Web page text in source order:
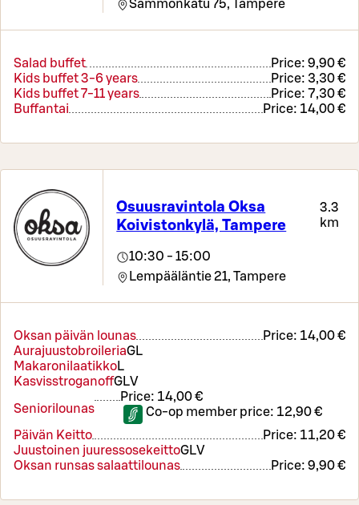
Sammonkatu 75, Tampere
Salad buffet Price: 9,90 €
Kids buffet 3-6 years
Price: 3,30 €
Kids buffet 7-11 years
Price: 7,30 €
Buffantai
Price: 14,00 €
Osuusravintola Oksa
Koivistonkylä, Tampere
3.3
km
10:30 - 15:00
Lempääläntie 21, Tampere
Oksan päivän lounas Price: 14,00 €
AurajuustobroileriaGL
MakaronilaatikkoL
KasvisstroganoffGLV
Seniorilounas
Price: 14,00 €
Co-op member price: 12,90 €
Päivän Keitto
Price: 11,20 €
Juustoinen juuressosekeittoGLV
Oksan runsas salaattilounas
Price: 9,90 €